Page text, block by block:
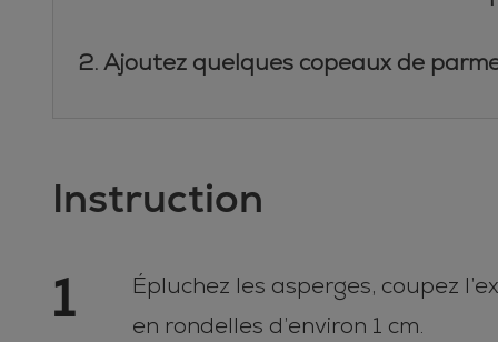
Ajoutez quelques copeaux de
Instruction
1
Épluchez les asperges, coupez
en rondelles d’environ 1 cm.